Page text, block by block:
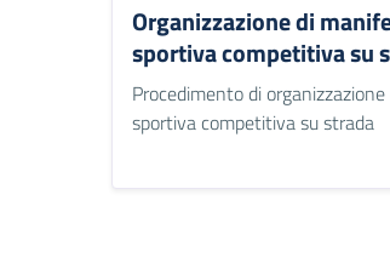
Organizzazione di
sportiva competitiva su
Procedimento di
sportiva competitiva su strada